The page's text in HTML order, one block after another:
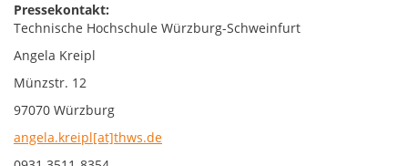
Pressekontakt:
Technische Hochschule Würzburg-Schweinfurt
Angela Kreipl
Münzstr. 12
97070 Würzburg
angela.kreipl[at]thws.de